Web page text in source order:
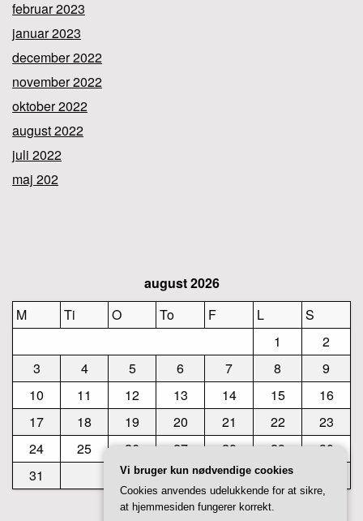
februar 2023
januar 2023
december 2022
november 2022
oktober 2022
august 2022
juli 2022
maj 202
august 2026
M
Ti O To F L
S
1
2
3
4 5 6 7 8
9
10
11 12 13 14 15
16
17
18 19 20 21 22
23
24
25 26 27 28 29
30
31
« jul
Vi bruger kun nødvendige cookies
Cookies anvendes udelukkende for at sikre,
at hjemmesiden fungerer korrekt.